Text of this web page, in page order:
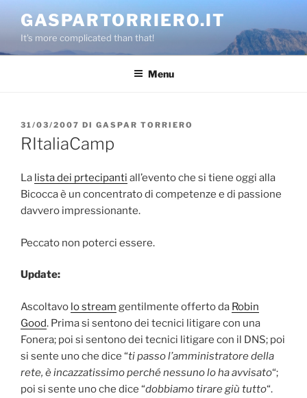
contenuto
GASPARTORRIERO.IT
It's more complicated than that!
Menu
PUBBLICATO
IL
31/03/2007 DI GASPAR TORRIERO
RItaliaCamp
La lista dei prtecipanti all’evento che si tiene oggi alla
Bicocca è un concentrato di competenze e di passione
davvero impressionante.
Peccato non poterci essere.
Update:
Ascoltavo lo stream gentilmente offerto da Robin
Good. Prima si sentono dei tecnici litigare con una
Fonera; poi si sentono dei tecnici litigare con il DNS; poi
si sente uno che dice “ti passo l’amministratore della
rete, è incazzatissimo perché nessuno lo ha avvisato“;
poi si sente uno che dice “dobbiamo tirare giù tutto“.